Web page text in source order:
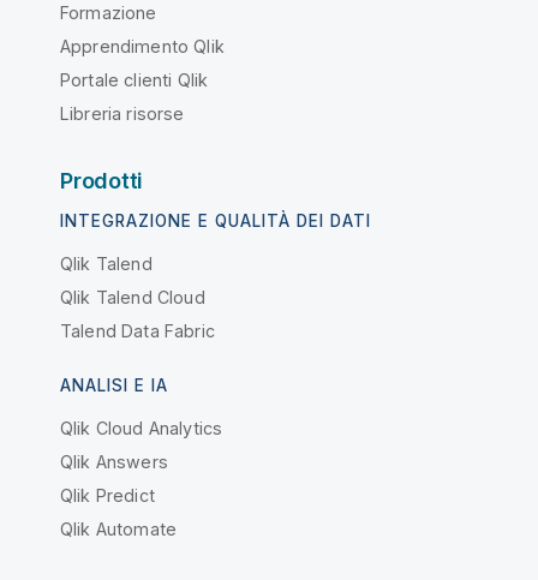
Formazione
Apprendimento Qlik
Portale clienti Qlik
Libreria risorse
Prodotti
INTEGRAZIONE E QUALITÀ DEI DATI
Qlik Talend
Qlik Talend Cloud
Talend Data Fabric
ANALISI E IA
Qlik Cloud Analytics
Qlik Answers
Qlik Predict
Qlik Automate